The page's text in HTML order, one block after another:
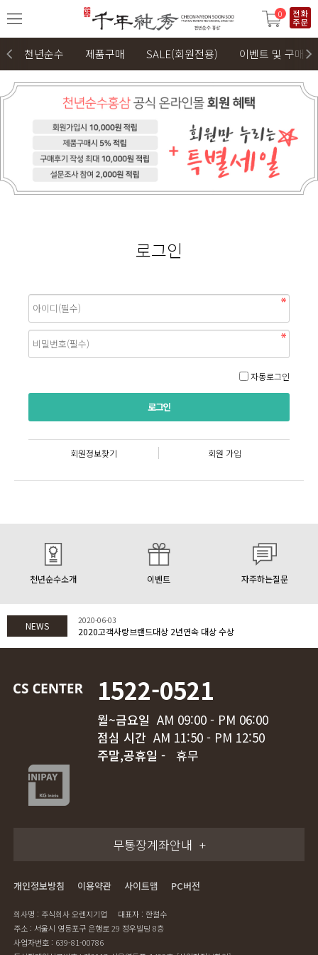
0
천년순수 제품구매 SALE(회원전용) 이벤트 및 구매후
로그인
자동로그인
회원정보찾기 회원 가입
천년순수소개 이벤트 자주하는질문
NEWS 2020-06-03
2020고객사랑브랜드대상 2년연속 대상 수상
1522-0521
월~금요일 AM 09:00 - PM 06:00
점심 시간 AM 11:50 - PM 12:50
주말,공휴일 -
휴무
무통장계좌안내
개인정보방침 이용약관 사이트맵 PC버전
회사명 : 주식회사 오렌지기업
대표자 : 한철수
주소 : 서울시 영등포구 은행로 29 정우빌딩 8층
사업자번호 : 639-81-00786